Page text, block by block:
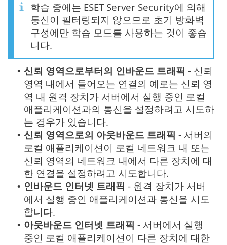
학습 중에는 ESET Server Security에 의해
통신이 필터링되지 않으므로 초기 방화벽
구성에만 학습 모드를 사용하는 것이 좋습
니다.
• 신뢰 영역으로부터의 인바운드 트래픽 - 신뢰
영역 내에서 들어오는 연결의 예로는 신뢰 영
역 내 원격 장치가 서버에서 실행 중인 로컬
애플리케이션과의 통신을 설정하려고 시도하
는 경우가 있습니다.
• 신뢰 영역으로의 아웃바운드 트래픽 - 서버의
로컬 애플리케이션이 로컬 네트워크 내 또는
신뢰 영역의 네트워크 내에서 다른 장치에 대
한 연결을 설정하려고 시도합니다.
• 인바운드 인터넷 트래픽 - 원격 장치가 서버
에서 실행 중인 애플리케이션과 통신을 시도
합니다.
• 아웃바운드 인터넷 트래픽 - 서버에서 실행
중인 로컬 애플리케이션이 다른 장치에 대한